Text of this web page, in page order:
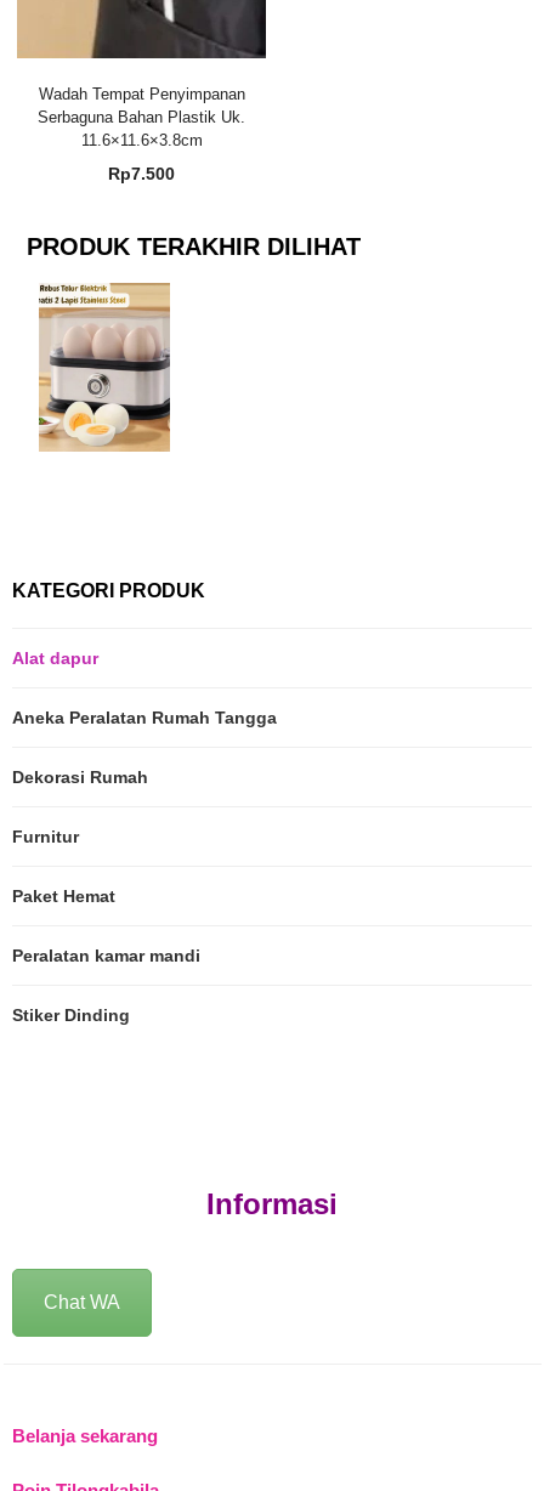
Wadah Tempat Penyimpanan
Serbaguna Bahan Plastik Uk.
11.6×11.6×3.8cm
Rp7.500
PRODUK TERAKHIR DILIHAT
KATEGORI PRODUK
Alat dapur
Aneka Peralatan Rumah Tangga
Dekorasi Rumah
Furnitur
Paket Hemat
Peralatan kamar mandi
Stiker Dinding
Informasi
Chat WA
Belanja sekarang